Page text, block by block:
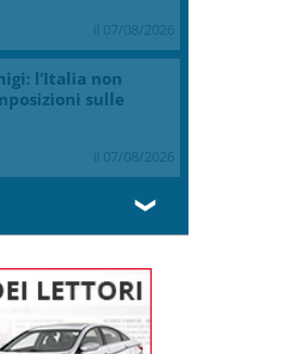
il 07/08/2026
l’Italia non
sulle
il 07/08/2026
❯